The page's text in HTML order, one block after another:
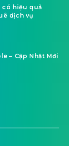
có hiệu quả
dịch vụ
– Cập Nhật Mới